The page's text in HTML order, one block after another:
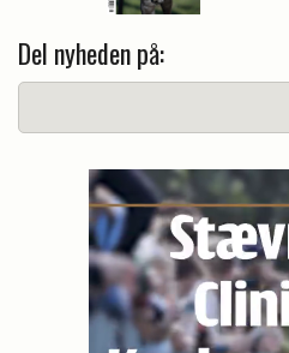
Del nyheden på: